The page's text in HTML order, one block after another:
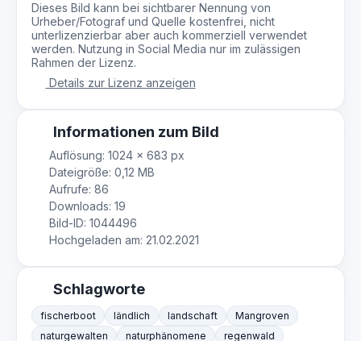
Dieses Bild kann bei sichtbarer Nennung von
Urheber/Fotograf und Quelle kostenfrei, nicht
unterlizenzierbar aber auch kommerziell verwendet
werden. Nutzung in Social Media nur im zulässigen
Rahmen der Lizenz.
Details zur Lizenz anzeigen
Informationen zum Bild
Auflösung: 1024 × 683 px
Dateigröße: 0,12 MB
Aufrufe: 86
Downloads: 19
Bild-ID: 1044496
Hochgeladen am: 21.02.2021
Schlagworte
fischerboot ländlich landschaft
Mangroven
naturgewalten
naturphänomene regenwald